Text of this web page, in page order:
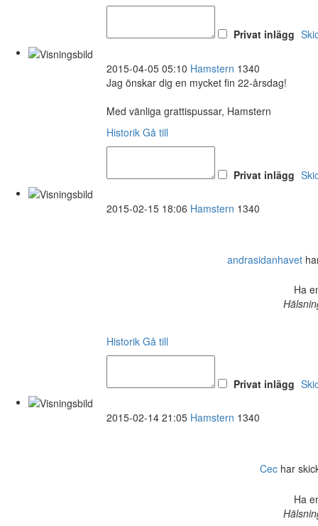
Privat inlägg
2015-04-05 05:10 Hamstern 1340
Jag önskar dig en mycket fin 22-årsdag!
Med vänliga grattispussar, Hamstern
Historik Gå till
Privat inlägg
2015-02-15 18:06 Hamstern 1340
andrasidanhavet
Ha
Historik Gå till
Privat inlägg
2015-02-14 21:05 Hamstern 1340
Cechar
Ha